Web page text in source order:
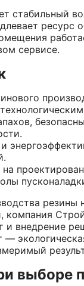
стабильный
ресурс
сервисе.
резины
и внедрение
выборе